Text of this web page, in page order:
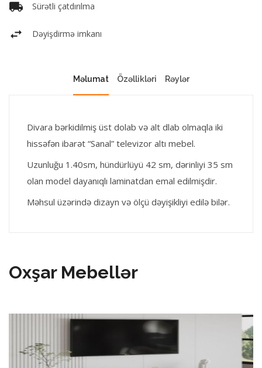
Sürətli çatdırılma
Dəyişdirmə imkanı
Məlumat Özəllikləri Rəylər
Divara bərkidilmiş üst dolab və alt dlab olmaqla iki
hissəfən ibarət “Sanal” televizor altı mebel.
Uzunluğu 1.40sm, hündürlüyü 42 sm, dərinliyi 35 sm
olan model dayanıqlı laminatdan emal edilmişdir.
Məhsul üzərində dizayn və ölçü dəyişikliyi edilə bilər.
Oxşar Mebellər